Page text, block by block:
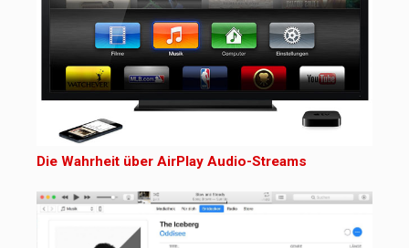
Die Wahrheit über AirPlay Audio-Streams